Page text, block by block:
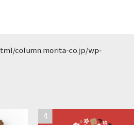
column.morita-co.jp/wp-
4